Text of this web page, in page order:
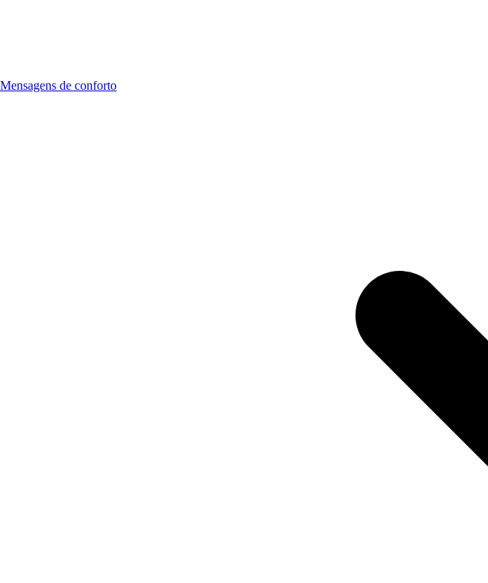
Mensagens de conforto